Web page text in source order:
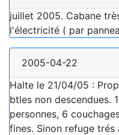
juillet 2005. Cabane
l'électricité ( par
2005-04-22
Halte le 21/04/05 :
btles non descendues.
personnes, 6
fines. Sinon refuge trés